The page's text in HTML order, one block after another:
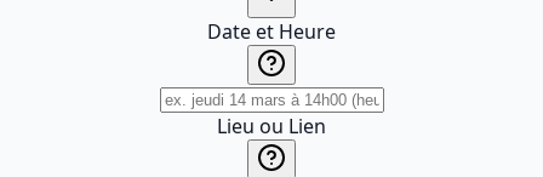
Date et Heure
Lieu ou Lien